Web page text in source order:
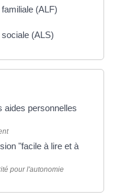
(ALF)
(ALS)
aides personnelles
"facile à lire et à
pour l'autonomie